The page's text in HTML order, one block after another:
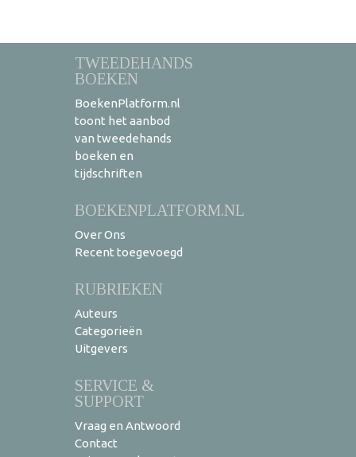
TWEEDEHANDS
BOEKEN
BoekenPlatform.nl
toont het aanbod
van tweedehands
boeken en
tijdschriften
BOEKENPLATFORM.NL
Over Ons
Recent toegevoegd
RUBRIEKEN
Auteurs
Categorieën
Uitgevers
SERVICE &
SUPPORT
Vraag en Antwoord
Contact